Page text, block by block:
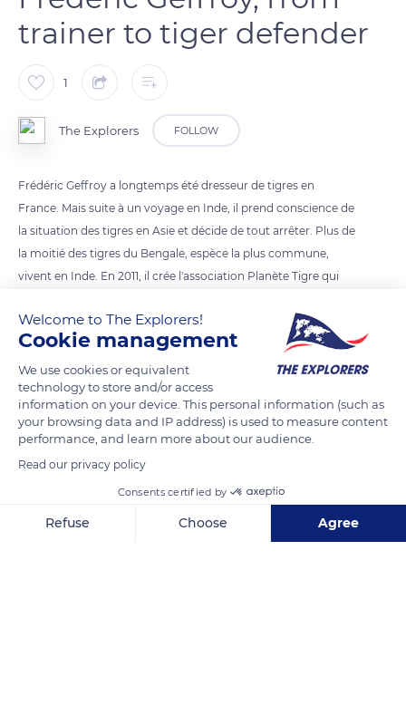
trainer to tiger defender
1
The Explorers FOLLOW
Frédéric Geffroy a longtemps été dresseur de tigres en
France. Mais suite à un voyage en Inde, il prend conscience de
la situation des tigres en Asie et décide de tout arrêter. Plus de
la moitié des tigres du Bengale, espèce la plus commune,
vivent en Inde. En 2011, il crée l'association Planète Tigre qui
les populations locales.
Photo credit: Frederic Geffroy
READ MORE TRANSLATE
Welcome to The Explorers!
Cookie management
We use cookies or equivalent
technology to store and/or access
information on your device. This personal information (such as
your browsing data and IP address) is used to measure content
performance, and learn more about our audience.
Read our privacy policy
Consents certified by
Refuse Choose Agree